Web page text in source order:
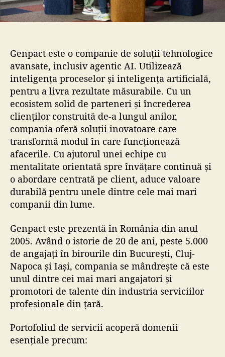
Genpact este o companie de soluții tehnologice
avansate, inclusiv agentic AI. Utilizează
inteligența proceselor și inteligența artificială,
pentru a livra rezultate măsurabile. Cu un
ecosistem solid de parteneri și încrederea
clienților construită de-a lungul anilor,
compania oferă soluții inovatoare care
transformă modul în care funcționează
afacerile. Cu ajutorul unei echipe cu
mentalitate orientată spre învățare continuă și
o abordare centrată pe client, aduce valoare
durabilă pentru unele dintre cele mai mari
companii din lume.
Genpact este prezentă în România din anul
2005. Având o istorie de 20 de ani, peste 5.000
de angajați în birourile din București, Cluj-
Napoca și Iași, compania se mândrește că este
unul dintre cei mai mari angajatori și
promotori de talente din industria serviciilor
profesionale din țară.
Portofoliul de servicii acoperă domenii
esențiale precum: